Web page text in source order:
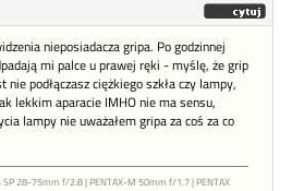
nieposiadacza gripa. Po godzinnej
mi palce u prawej ręki - myślę, że grip
podłączasz ciężkiego szkła czy lampy,
lekkim aparacie IMHO nie ma sensu,
lampy nie uważałem gripa za coś za co
28-75mm f/2.8 | PENTAX-M 50mm f/1.7 | PENTAX